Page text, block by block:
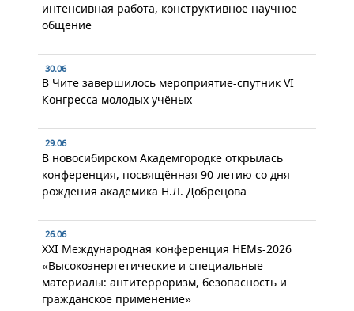
интенсивная работа, конструктивное научное
общение
30.06
В Чите завершилось мероприятие-спутник VI
Конгресса молодых учёных
29.06
В новосибирском Академгородке открылась
конференция, посвящённая 90-летию со дня
рождения академика Н.Л. Добрецова
26.06
XXI Международная конференция HEMs-2026
«Высокоэнергетические и специальные
материалы: антитерроризм, безопасность и
гражданское применение»